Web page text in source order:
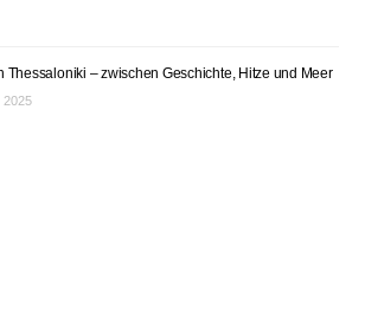
Thessaloniki – zwischen Geschichte, Hitze und Meer
2025